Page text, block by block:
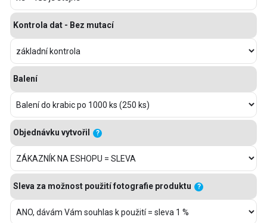
Kontrola dat - Bez mutací
Balení
Objednávku vytvořil ?
Sleva za možnost použití fotografie produktu ?